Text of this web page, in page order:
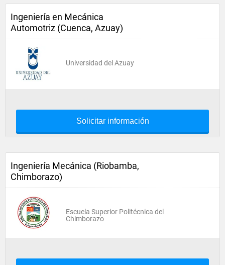
Ingeniería en Mecánica
Automotriz (Cuenca, Azuay)
Universidad del Azuay
Solicitar información
Ingeniería Mecánica (Riobamba,
Chimborazo)
Escuela Superior Politécnica del
Chimborazo